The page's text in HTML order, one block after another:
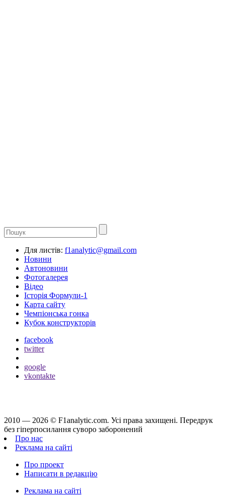
Для листів: f1analytic@gmail.com
Новини
Автоновини
Фотогалерея
Відео
Історія Формули-1
Карта сайту
Чемпіонська гонка
Кубок конструкторів
facebook
twitter
google
vkontakte
2010 — 2026 © F1analytic.com. Усi права захищенi. Передрук
без гіперпосилання суворо заборонений
Про нас
Реклама на сайті
Про проект
Написати в редакцію
Реклама на сайті